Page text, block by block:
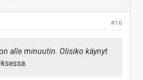
#16
alle minuutin. Olisiko käynyt